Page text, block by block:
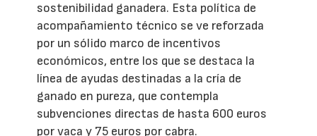
sostenibilidad ganadera. Esta política de
acompañamiento técnico se ve reforzada
por un sólido marco de incentivos
económicos, entre los que se destaca la
línea de ayudas destinadas a la cría de
ganado en pureza, que contempla
subvenciones directas de hasta 600 euros
por vaca y 75 euros por cabra.